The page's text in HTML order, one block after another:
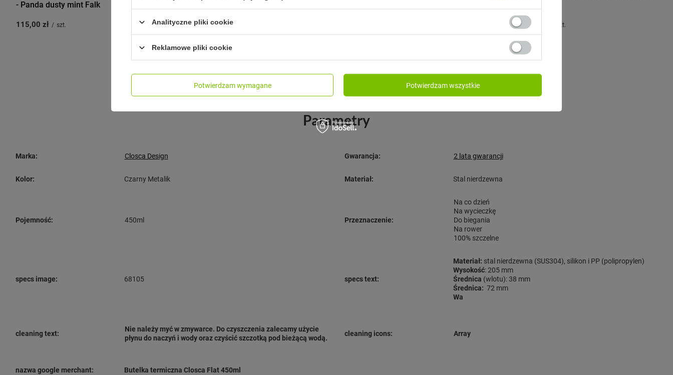
- Panda dusty mint Falk
115,00 zł / szt.
recyklingu Circular&Co 600 ml - Chalk
Najniższa cena produktu w okresie 30 dni
155,00 zł szt.
Parametry
Marka: Closca Design Gwarancja: 2 lata gwarancji
Kolor: Czarny Metalik Materiał: Stal nierdzewna
Pojemność: 450ml Przeznaczenie:
Na co dzień
Na wycieczkę
Do biegania
Na rower
100% szczelne
specs image: 68105 specs text:
Materiał: stal nierdzewna (SUS304), silikon i PP (polipropylen)
Wysokość: 205 mm
Średnica (wlotu): 38 mm
Średnica: 72 mm
Wa
cleaning text: Nie należy myć w zmywarce. Do czyszczenia zalecamy użycie
płynu do naczyń i wody oraz czyścić szczotką pod bieżącą wodą.
cleaning icons: Array
nazwa google merchant: Butelka termiczna Closca Flat 450ml
Analityczne pliki cookie
Reklamowe pliki cookie
Potwierdzam wymagane Potwierdzam wszystkie